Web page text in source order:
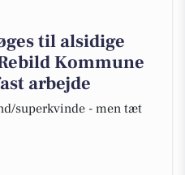
til alsidige
Kommune
arbejde
superkvinde - men tæt